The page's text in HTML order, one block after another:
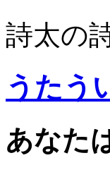
詩太の
うたう
あなた